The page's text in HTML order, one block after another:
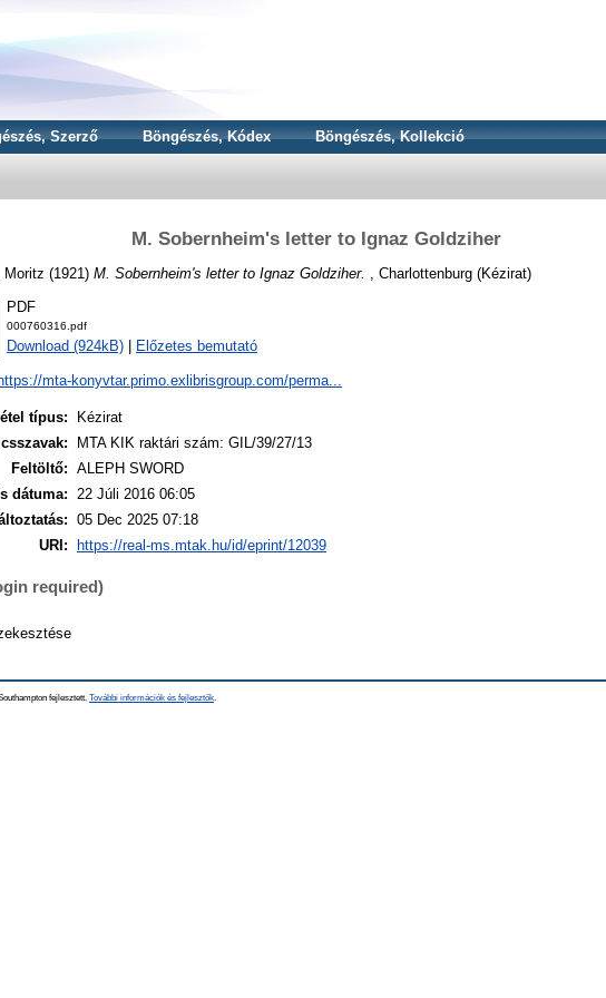
Szerző Böngészés, Kódex Böngészés, Kollekció
M. Sobernheim's letter to Ignaz Goldziher
Moritz (1921) M. Sobernheim's letter to Ignaz Goldziher. , Charlottenburg (Kézirat)
PDF
000760316.pdf
Download (924kB) Előzetes bemutató
https://mta-konyvtar.primo.exlibrisgroup.com/perma...
típus:
Kézirat
MTA KIK raktári szám: GIL/39/27/13
Feltöltő: ALEPH SWORD
dátuma: 22 Júli 2016 06:05
05 Dec 2025 07:18
URI:
https://real-ms.mtak.hu/id/eprint/12039
required)
fejlesztett. További információk és fejlesztők